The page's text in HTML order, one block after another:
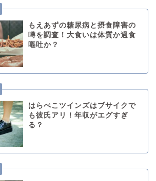
もえあずの糖尿病と摂食障害の
噂を調査！大食いは体質か過食
嘔吐か？
はらぺこツインズはブサイクで
も彼氏アリ！年収がエグすぎ
る？